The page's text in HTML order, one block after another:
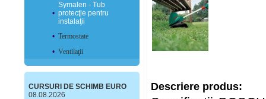
•
Symalen - Tub
protecţie pentru
instalaţii
• Termostate
• Ventilaţii
CURSURI DE SCHIMB EURO
08.08.2026
Descriere produs: